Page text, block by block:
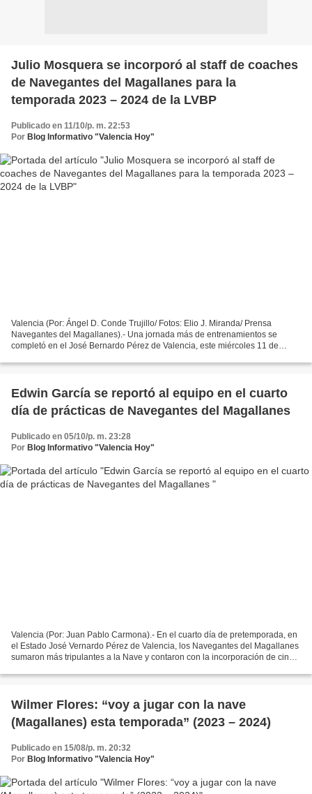
Julio Mosquera se incorporó al staff de coaches
de Navegantes del Magallanes para la
temporada 2023 – 2024 de la LVBP
Publicado en 11/10/p. m. 22:53
Por Blog Informativo "Valencia Hoy"
Valencia (Por: Ángel D. Conde Trujillo/ Fotos: Elio J. Miranda/ Prensa
Navegantes del Magallanes).- Una jornada más de entrenamientos se
completó en el José Bernardo Pérez de Valencia, este miércoles 11 de
Edwin García se reportó al equipo en el cuarto
día de prácticas de Navegantes del Magallanes
Publicado en 05/10/p. m. 23:28
Por Blog Informativo "Valencia Hoy"
Valencia (Por: Juan Pablo Carmona).- En el cuarto día de pretemporada, en
el Estado José Vernardo Pérez de Valencia, los Navegantes del Magallanes
sumaron más tripulantes a la Nave y contaron con la incorporación de cinco
Wilmer Flores: “voy a jugar con la nave
(Magallanes) esta temporada” (2023 – 2024)
Publicado en 15/08/p. m. 20:32
Por Blog Informativo "Valencia Hoy"